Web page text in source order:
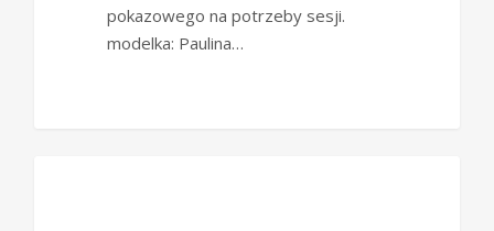
pokazowego na potrzeby sesji.
modelka: Paulina…